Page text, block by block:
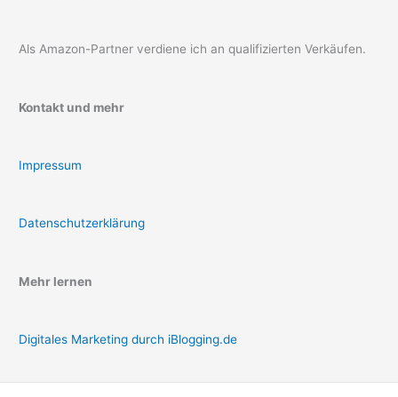
Als Amazon-Partner verdiene ich an qualifizierten Verkäufen.
Kontakt und mehr
Impressum
Datenschutzerklärung
Mehr lernen
Digitales Marketing durch iBlogging.de